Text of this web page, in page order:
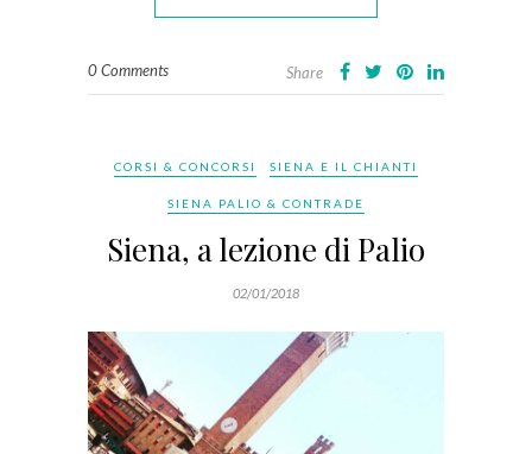
0 Comments Share
CORSI & CONCORSI SIENA E IL CHIANTI
SIENA PALIO & CONTRADE
Siena, a lezione di Palio
02/01/2018